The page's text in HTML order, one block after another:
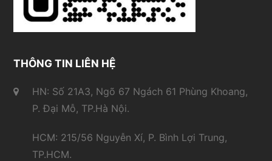
THÔNG TIN LIÊN HỆ
HN: Số 21A3, Ngõ 67 Ngách 61 Phùng Khoang,
P. Đại Mỗ, TP.Hà Nội.
HCM: 215/56 Nguyễn Xí, P. Bình Lợi Trung,
TP.HCM.